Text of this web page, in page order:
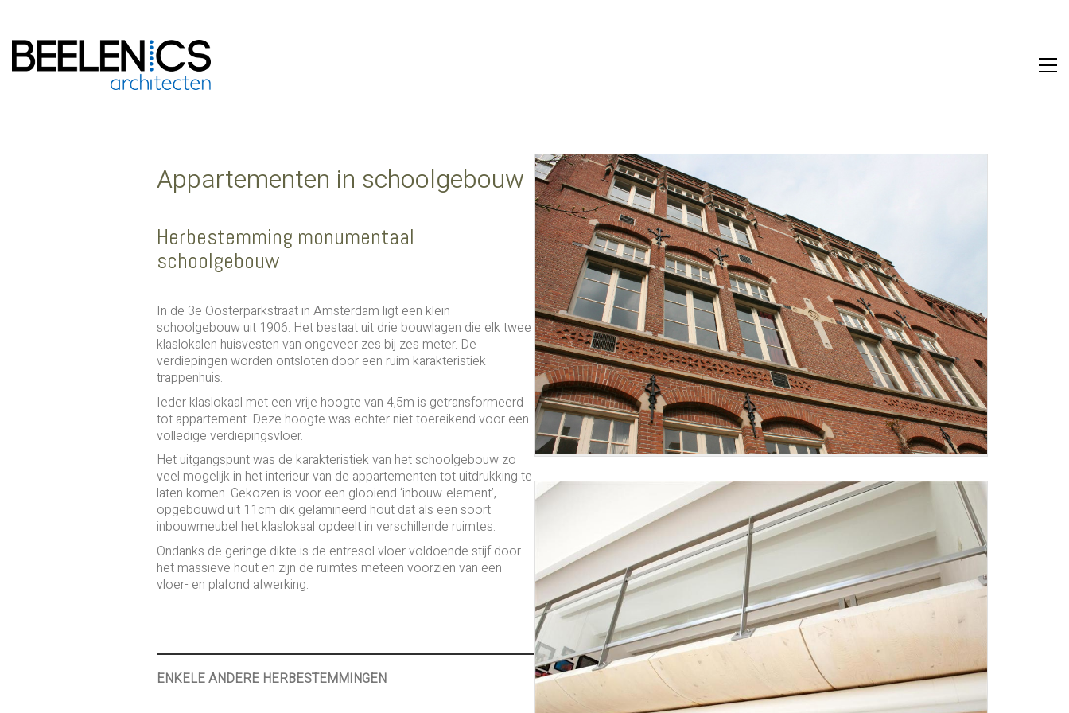
Appartementen in schoolgebouw
Herbestemming monumentaal
schoolgebouw
In de 3e Oosterparkstraat in Amsterdam ligt een klein
schoolgebouw uit 1906. Het bestaat uit drie bouwlagen die elk twee
klaslokalen huisvesten van ongeveer zes bij zes meter. De
verdiepingen worden ontsloten door een ruim karakteristiek
trappenhuis.
Ieder klaslokaal met een vrije hoogte van 4,5m is getransformeerd
tot appartement. Deze hoogte was echter niet toereikend voor een
volledige verdiepingsvloer.
Het uitgangspunt was de karakteristiek van het schoolgebouw zo
veel mogelijk in het interieur van de appartementen tot uitdrukking te
laten komen. Gekozen is voor een glooiend ‘inbouw-element’,
opgebouwd uit 11cm dik gelamineerd hout dat als een soort
inbouwmeubel het klaslokaal opdeelt in verschillende ruimtes.
Ondanks de geringe dikte is de entresol vloer voldoende stijf door
het massieve hout en zijn de ruimtes meteen voorzien van een
vloer- en plafond afwerking.
ENKELE ANDERE HERBESTEMMINGEN